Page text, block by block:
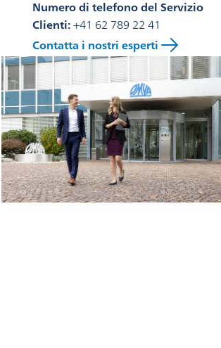
Numero di telefono del Servizio
Clienti:+41 62 789 22 41
Contatta i nostri esperti